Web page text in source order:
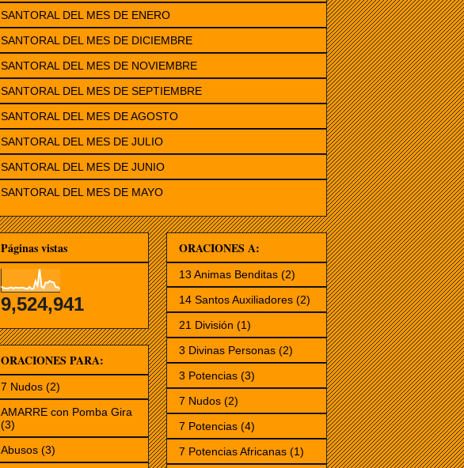
SANTORAL DEL MES DE ENERO
SANTORAL DEL MES DE DICIEMBRE
SANTORAL DEL MES DE NOVIEMBRE
SANTORAL DEL MES DE SEPTIEMBRE
SANTORAL DEL MES DE AGOSTO
SANTORAL DEL MES DE JULIO
SANTORAL DEL MES DE JUNIO
SANTORAL DEL MES DE MAYO
Páginas vistas
9,524,941
ORACIONES PARA:
7 Nudos (2)
AMARRE con Pomba Gira
(3)
Abusos (3)
ORACIONES A:
13 Animas Benditas (2)
14 Santos Auxiliadores (2)
21 División (1)
3 Divinas Personas (2)
3 Potencias (3)
7 Nudos (2)
7 Potencias (4)
7 Potencias Africanas (1)